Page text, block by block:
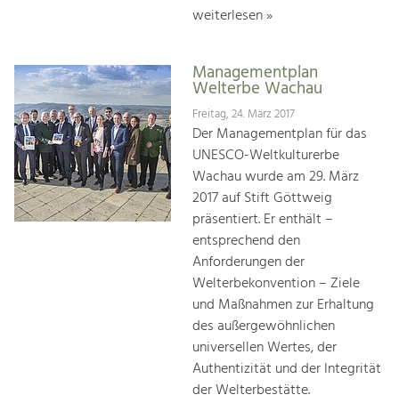
weiterlesen »
Managementplan
Welterbe Wachau
Freitag, 24. März 2017
Der Managementplan für das
UNESCO-Weltkulturerbe
Wachau wurde am 29. März
2017 auf Stift Göttweig
präsentiert. Er enthält –
entsprechend den
Anforderungen der
Welterbekonvention – Ziele
und Maßnahmen zur Erhaltung
des außergewöhnlichen
universellen Wertes, der
Authentizität und der Integrität
der Welterbestätte.